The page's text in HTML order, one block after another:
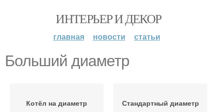
ИНТЕРЬЕР И ДЕКОР
главная новости статьи
Больший диаметр
Котёл на диаметр Стандартный диаметр